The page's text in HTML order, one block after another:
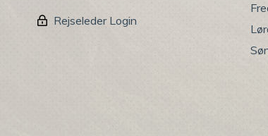
Rejseleder Login